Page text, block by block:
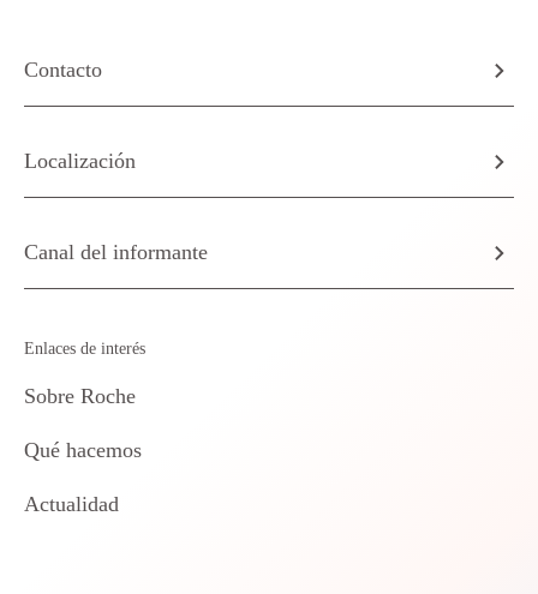
Contacto
Localización
Canal del informante
Enlaces de interés
Sobre Roche
Qué hacemos
Actualidad